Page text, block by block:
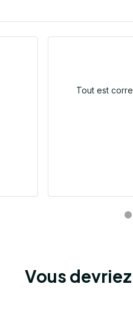
Tout est
Vous